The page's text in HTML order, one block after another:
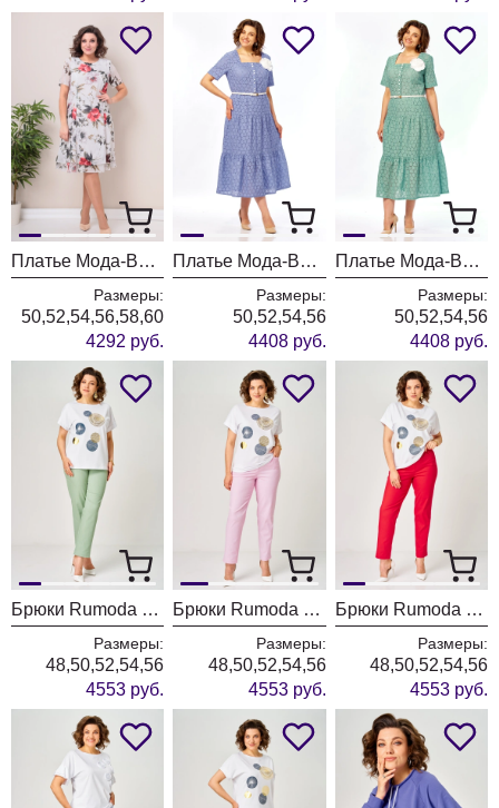
Платье Мода-Версаль 2383 молочный
Размеры:
50,52,54,56,58,60
4292 руб.
Платье Мода-Версаль 1903 лаванда
Размеры:
50,52,54,56
4408 руб.
Платье Мода-Версаль 1903 мята
Размеры:
50,52,54,56
4408 руб.
Брюки Rumoda 2289 фисташковый
Размеры:
48,50,52,54,56
4553 руб.
Брюки Rumoda 2289 розовый
Размеры:
48,50,52,54,56
4553 руб.
Брюки Rumoda 2289 красный
Размеры:
48,50,52,54,56
4553 руб.